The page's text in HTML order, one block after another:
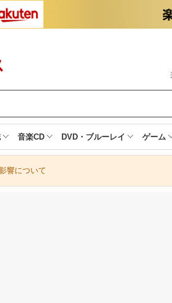
音楽CD DVD・ブルーレイ ゲーム
響について